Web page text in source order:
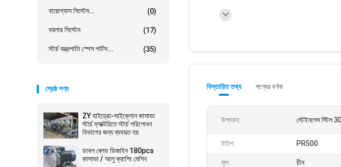
বায়োগ্যাস সিস্টেম... (0)
বয়লার সিস্টেম (17)
স্টার্চ যন্ত্রপাতি স্পেস পার্টস... (35)
শ্রেষ্ঠ পণ্য
ZY হাইড্রো-সাইক্লোন কাসাভা
স্টার্চ ফ্যাক্টরিতে স্টার্চ পরিশোধন
বিভাগের জন্য ব্যবহৃত হয়
ডাবল ব্লেড ডিজাইন 180pcs
কাসাভা / আলু ক্রাশিং মেশিন
বিস্তারিত তথ্য পণ্যের বর্ণনা
উপাদান: স্টেইনলেস স্টিল
টাইপ: PR500
মূল: চীন